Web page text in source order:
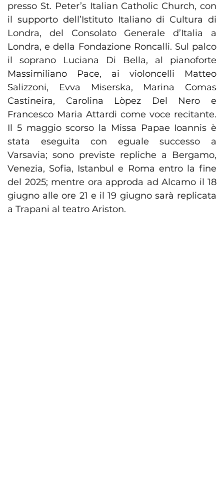
presso St. Peter’s Italian Catholic Church, con
il supporto dell’Istituto Italiano di Cultura di
Londra, del Consolato Generale d’Italia a
Londra, e della Fondazione Roncalli. Sul palco
il soprano Luciana Di Bella, al pianoforte
Massimiliano Pace, ai violoncelli Matteo
Salizzoni, Evva Miserska, Marina Comas
Castineira, Carolina Lòpez Del Nero e
Francesco Maria Attardi come voce recitante.
Il 5 maggio scorso la Missa Papae Ioannis è
stata eseguita con eguale successo a
Varsavia; sono previste repliche a Bergamo,
Venezia, Sofia, Istanbul e Roma entro la fine
del 2025; mentre ora approda ad Alcamo il 18
giugno alle ore 21 e il 19 giugno sarà replicata
a Trapani al teatro Ariston.